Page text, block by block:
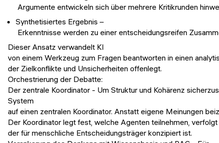
Argumente entwickeln sich über mehrere Kritikrunden
Synthetisiertes Ergebnis –
Erkenntnisse werden zu einer entscheidungsreifen
Dieser Ansatz verwandelt KI
von einem Werkzeug zum Fragen beantworten in einen
der Zielkonflikte und Unsicherheiten offenlegt.
Orchestrierung der Debatte:
Der zentrale Koordinator - Um Struktur und Kohärenz
System
auf einen zentralen Koordinator. Anstatt eigene Meinungen
Der Koordinator legt fest, welche Agenten teilnehmen,
der für menschliche Entscheidungsträger konzipiert ist.